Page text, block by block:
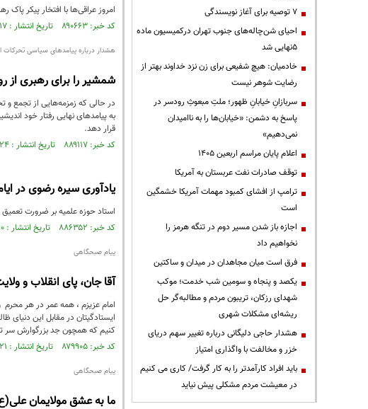
امروز عراقی‌ها با افتخار پیکر
کد خبر: ۸۹۰۶۶۳ تاریخ انتشار : ۱۴۰۵/۰۴/۱۷
هشدار درباره پیامدهای سیاسی تحرکات
شمشیر را برای رهبری از
در حالی که زمزمه‌هایی از تجمع
به پیامدهای نهایی رفتار خود
قرار دهد.
کد خبر: ۸۸۹۱۱۷ تاریخ انتشار : ۱۴۰۵/۰۳/۲۴
یادآوری سیره رضوی در
استاد حوزه علمیه بر ضرورت
کد خبر: ۸۸۶۳۵۲ تاریخ انتشار : ۱۴۰۵/۰۲/۱۰
پیام صبحگاهی
آقا جان، پای انقلاب و
امام عزیزم ، همه عمر در هر
ایستادگیتان در مقابل این دنیای
کنیم که همچون جد بزرگوارش سر
کد خبر: ۸۷۹۹۰۵ تاریخ انتشار : ۱۴۰۴/۱۰/۲۱
پیام صبحگاهی
ما به عشق مولایمان
۷ توصیه برای آغاز نویسندگی
احیای شن‌چاله‌های جنوب تهران درکمیسیون ماده
۵نهایی شد
خادمیان: هیچ شفیعی برای زن نزد خداوند بهتر از
رضایت شوهر نیست
سربازانِ خیابانِ ظهور؛ ملتِ مبعوثِ رودسر در
پاسخ به دشمن: «خیابان‌ها را به ناامیدان
نمی‌دهیم»
اعلام پایان مراسم اربعین ۱۴۰۵
توقف صادرات نفت عربستان به آمریکا
ترامپ از افشای کمبود مهمات آمریکا خشمگین
است
اجازه باز شدن مسیر دوم در تنگه هرمز را
نخواهیم داد
فرق است میان مجاهدان در میدان و ساکتین
یکصد و پنجاه و سومین شب خدمت؛ موکب
شهدای رزکان، تریبون مردم و مطالبه‌گر حل
ریشه‌ای مشکلات شهری
هشدار حاجی دلیگانی درباره تغییر سهم دریای
خزر و مخالفت با واگذاری امتیاز
باید افراد کارآمدتر را به کار گرفت/ کاری می کنیم
در معیشت مردم مشکلی پیش نیاید